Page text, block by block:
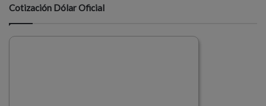
Cotización Dólar Oficial